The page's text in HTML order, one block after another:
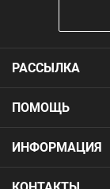
ПОМОЩЬ
ИНФОРМАЦИЯ
РАССЫЛКА